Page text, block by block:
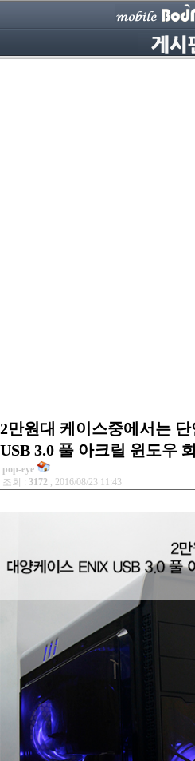
2만원대 케이스중에서는
USB 3.0 풀 아크릴 윈도우
pop-eye
조회 : 3172 , 2016/08/23 11:43